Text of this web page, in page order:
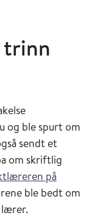
trinn
ble spurt om
sendt et
om skriftlig
på
ble bedt om
lærer.